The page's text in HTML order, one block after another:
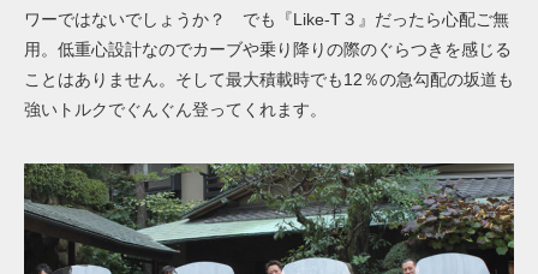
ワーではないでしょうか？ でも『Like-T３』だったら心配ご無
用。低重心設計なのでカーブや乗り降りの際のぐらつきを感じる
ことはありません。そして最大積載時でも12％の急勾配の坂道も
強いトルクでぐんぐん登ってくれます。